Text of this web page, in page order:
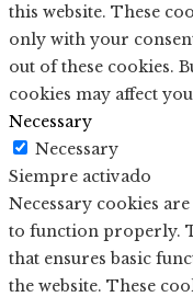
this website. These
only with your
out of these cookies.
cookies may affect
Necessary
Necessary
Siempre activado
Necessary cookies
to function properly.
that ensures basic
the website. These